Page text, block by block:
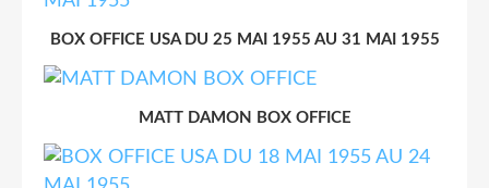
BOX OFFICE USA DU 25 MAI 1955 AU 31 MAI 1955
MATT DAMON BOX OFFICE